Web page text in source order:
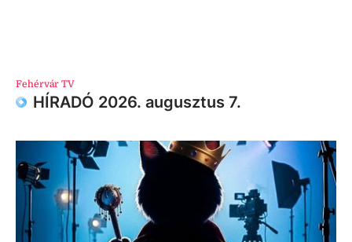
Fehérvár TV
HÍRADÓ 2026. augusztus 7.